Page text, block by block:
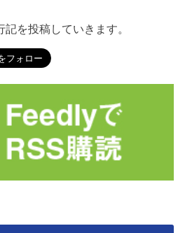
を投稿していきます。